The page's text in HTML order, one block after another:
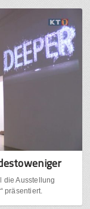
die Ausstellung
präsentiert.